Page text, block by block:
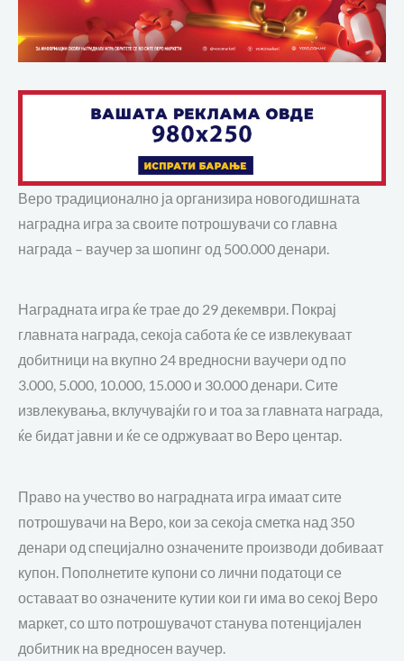
Веро традиционално ја организира новогодишната
наградна игра за своите потрошувачи со главна
награда – ваучер за шопинг од 500.000 денари.
Наградната игра ќе трае до 29 декември. Покрај
главната награда, секоја сабота ќе се извлекуваат
добитници на вкупно 24 вредносни ваучери од по
3.000, 5.000, 10.000, 15.000 и 30.000 денари. Сите
извлекувања, вклучувајќи го и тоа за главната награда,
ќе бидат јавни и ќе се одржуваат во Веро центар.
Право на учество во наградната игра имаат сите
потрошувачи на Веро, кои за секоја сметка над 350
денари од специјално означените производи добиваат
купон. Пополнетите купони со лични податоци се
оставаат во означените кутии кои ги има во секој Веро
маркет, со што потрошувачот станува потенцијален
добитник на вредносен ваучер.